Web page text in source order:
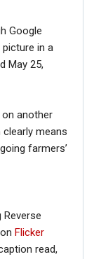
Google
in a
May 25,
another
clearly means
farmers’
Flicker
read,